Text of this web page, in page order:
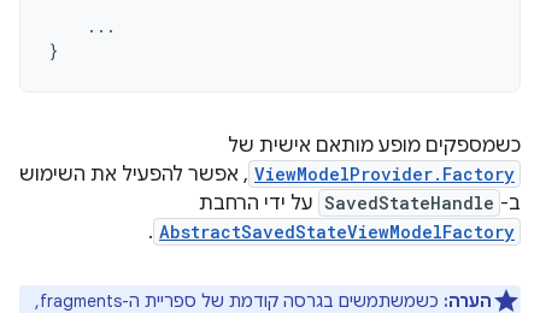
...
}
כשמספקים מופע מותאם אישית של
ViewModelProvider.Factory , אפשר להפעיל את השימוש
ב- SavedStateHandle על ידי הרחבת
AbstractSavedStateViewModelFactory
.
הערה:
כשמשתמשים בגרסה קודמת של ספריית ה-fragments,